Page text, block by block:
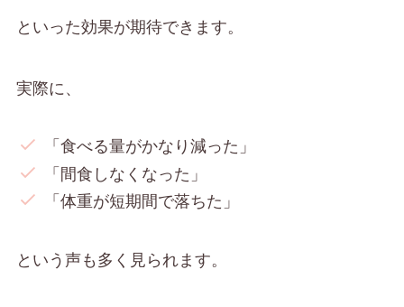
といった効果が期待できます。
実際に、
「食べる量がかなり減った」
「間食しなくなった」
「体重が短期間で落ちた」
という声も多く見られます。